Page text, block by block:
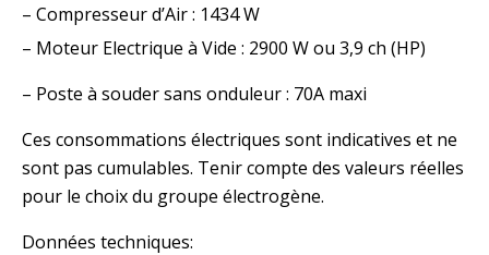
– Compresseur d’Air : 1434 W
– Moteur Electrique à Vide : 2900 W ou 3,9 ch (HP)
– Poste à souder sans onduleur : 70A maxi
Ces consommations électriques sont indicatives et ne
sont pas cumulables. Tenir compte des valeurs réelles
pour le choix du groupe électrogène.
Données techniques: